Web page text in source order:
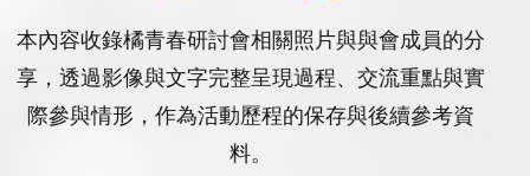
本內容收錄橘青春研討會相關照片與與會成員的分
享，透過影像與文字完整呈現過程、交流重點與實
際參與情形，作為活動歷程的保存與後續參考資
料。